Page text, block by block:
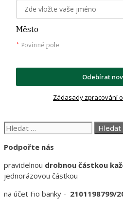
Město
* Povinné pole
Odebírat
Zádasady zpracování
Hledat:
Podpořte nás
pravidelnou drobnou částkou
jednorázovou částkou
na účet Fio banky - 2101198799/